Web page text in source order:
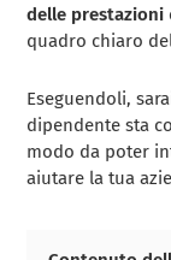
delle prestazioni
quadro chiaro
Eseguendoli,
dipendente sta
modo da poter
aiutare la tua